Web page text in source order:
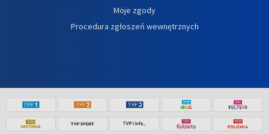
Moje zgody
Procedura zgłoszeń wewnętrznych